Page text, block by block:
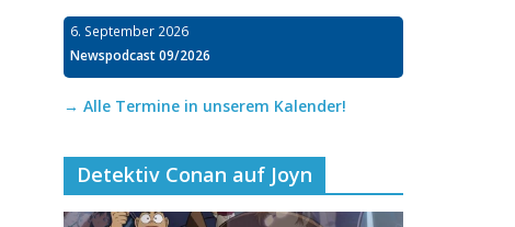
6. September 2026
Newspodcast 09/2026
→ Alle Termine in unserem Kalender!
Detektiv Conan auf Joyn